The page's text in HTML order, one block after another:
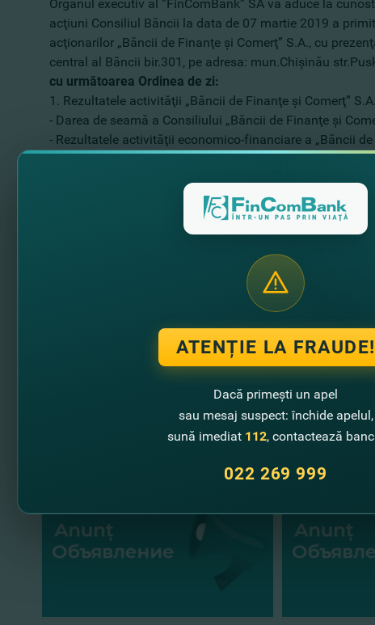
Organul executiv al ”FinComBank” SA vă aduce la
acţiuni Consiliul Băncii la data de 07 martie 2019 a
acţionarilor „Băncii de Finanţe şi Comerţ” S.A., cu
central al Băncii bir.301, pe adresa: mun.Chişinău
cu următoarea Ordinea de zi:
1. Rezultatele activităţii „Băncii de Finanţe şi Comerţ”
- Darea de seamă a Consiliului „Băncii de Finanţe şi
- Rezultatele activităţii economico-financiare a „Băncii de
2. Cu privire la repartizarea profitului net al „Băncii de
3. Cu privire la confirmarea Societăţii pentru
retribuţiei serviciilor prestate.
4. Cu privire la introducerea modificărilor şi
5. Cu privire la stabilirea cuantumului retribuţiei muncii
6. Cu privire la autentificarea Procesului-verbal al
Cu respect, FinComBank
Alte noutăţi
ATENȚIE LA FRAUDE!
Dacă primești un apel
sau mesaj suspect: închide apelul,
sună imediat 112, contactează
022 269 999